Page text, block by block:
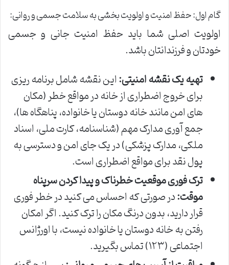
گام اول: حفظ امنیت و اولویت بخشی به سلامت جسمی و روانی:
اولویت اصلی شما باید حفظ امنیت جانی و جسمی
خودتان و فرزندانتان باشد.
تهیه یک نقشه امنیتی:این نقشه شامل برنامه ریزی
برای خروج اضطراری از خانه در مواقع خطر (مکان
های امن مانند خانه دوستان یا خانواده، پناهگاه ها)،
جمع آوری مدارک مهم (شناسنامه، کارت ملی، اسناد
ملکی، مدارک پزشکی) در یک جای امن و دسترسی به
پول نقد برای مواقع اضطراری است.
ترک فوری موقعیت خطرناک و پیدا کردن سرپناه
موقت:در صورتی که احساس می کنید در خطر فوری
قرار دارید، بدون درنگ مکان را ترک کنید. اگر امکان
رفتن به خانه دوستان یا خانواده نیست، با اورژانس
اجتماعی (۱۲۳) تماس بگیرید.